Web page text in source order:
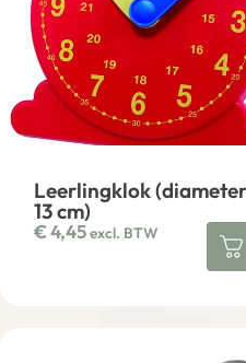
Leerlingklok (diameter
13 cm)
€4,45excl. BTW